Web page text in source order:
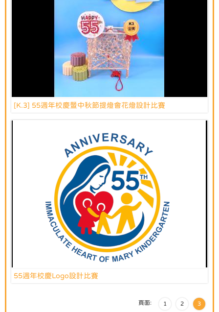
[K.3] 55週年校慶暨中秋節提燈會花燈設計比賽
55週年校慶Logo設計比賽
頁面: 1 2 3